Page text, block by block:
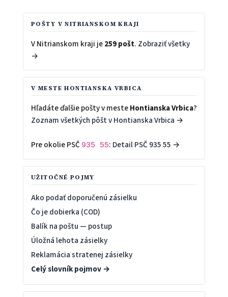
POŠTY V NITRIANSKOM KRAJI
V Nitrianskom kraji je259 pošt. Zobraziť všetky
→
V MESTE HONTIANSKA VRBICA
Hľadáte ďalšie pošty v mesteHontianska Vrbica?
Zoznam všetkých pôšt v Hontianska Vrbica →
Pre okolie PSČ 935 55: Detail PSČ 935 55 →
UŽITOČNÉ POJMY
Ako podať doporučenú zásielku
Čo je dobierka (COD)
Balík na poštu — postup
Úložná lehota zásielky
Reklamácia stratenej zásielky
Celý slovník pojmov →